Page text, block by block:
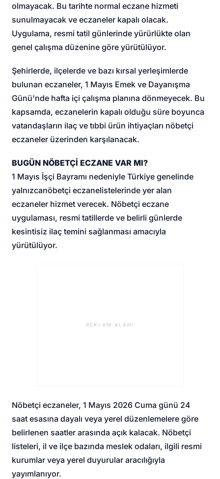
olmayacak. Bu tarihte normal eczane hizmeti
sunulmayacak ve eczaneler kapalı olacak.
Uygulama, resmi tatil günlerinde yürürlükte olan
genel çalışma düzenine göre yürütülüyor.
Şehirlerde, ilçelerde ve bazı kırsal yerleşimlerde
bulunan eczaneler, 1 Mayıs Emek ve Dayanışma
Günü'nde hafta içi çalışma planına dönmeyecek. Bu
kapsamda, eczanelerin kapalı olduğu süre boyunca
vatandaşların ilaç ve tıbbi ürün ihtiyaçları nöbetçi
eczaneler üzerinden karşılanacak.
BUGÜN NÖBETÇİ ECZANE VAR MI?
1 Mayıs İşçi Bayramı nedeniyle Türkiye genelinde
yalnızcanöbetçi eczanelistelerinde yer alan
eczaneler hizmet verecek. Nöbetçi eczane
uygulaması, resmi tatillerde ve belirli günlerde
kesintisiz ilaç temini sağlanması amacıyla
yürütülüyor.
REKLAM ALANI
Nöbetçi eczaneler, 1 Mayıs 2026 Cuma günü 24
saat esasına dayalı veya yerel düzenlemelere göre
belirlenen saatler arasında açık kalacak. Nöbetçi
listeleri, il ve ilçe bazında meslek odaları, ilgili resmi
kurumlar veya yerel duyurular aracılığıyla
yayımlanıyor.